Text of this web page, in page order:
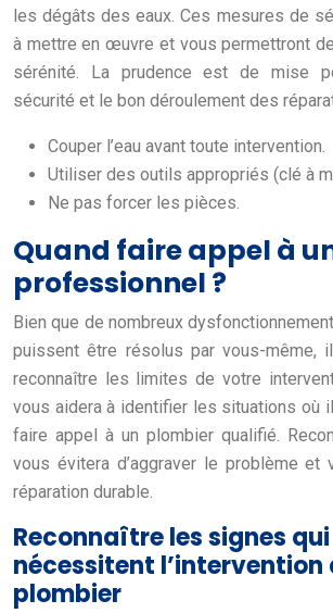
les dégâts des eaux. Ces mesures de
à mettre en œuvre et vous permettront
sérénité. La prudence est de mise
sécurité et le bon déroulement des
Couper l’eau avant toute intervention.
Utiliser des outils appropriés (clé à
Ne pas forcer les pièces.
Quand faire appel à
professionnel ?
Bien que de nombreux
puissent être résolus par vous-même,
reconnaître les limites de votre
vous aidera à identifier les situations où
faire appel à un plombier qualifié.
vous évitera d’aggraver le problème et
réparation durable.
Reconnaître les signes qui
nécessitent l’intervention
plombier